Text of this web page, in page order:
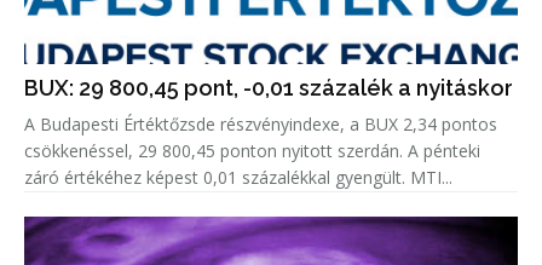
BUX: 29 800,45 pont, -0,01 százalék a nyitáskor
A Budapesti Értéktőzsde részvényindexe, a BUX 2,34 pontos
csökkenéssel, 29 800,45 ponton nyitott szerdán. A pénteki
záró értékéhez képest 0,01 százalékkal gyengült. MTI...